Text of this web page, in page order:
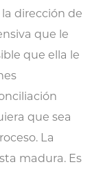
dirección de
que le
que ella le
que sea
La
madura. Es